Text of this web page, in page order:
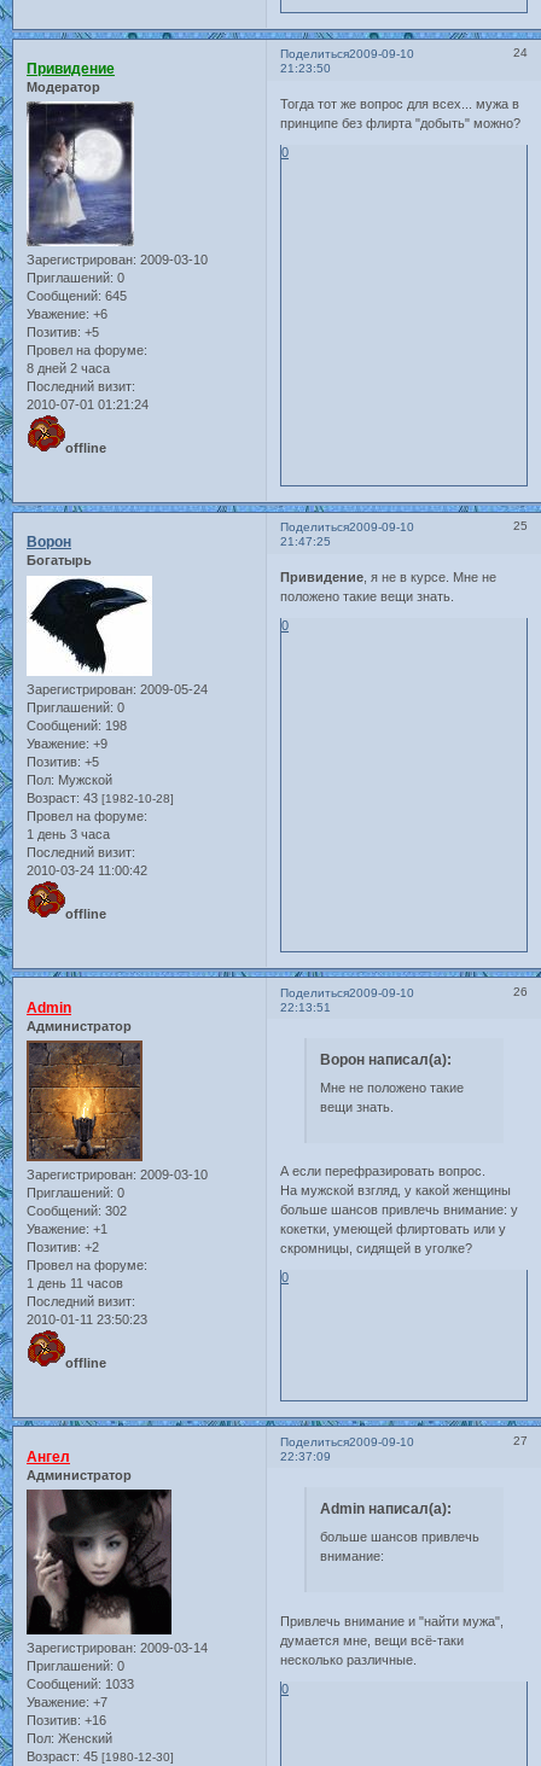
Поделиться 24
2009-09-10
21:23:50
Привидение
Модератор
Зарегистрирован: 2009-03-10
Приглашений: 0
Сообщений: 645
Уважение: +6
Позитив: +5
Провел на форуме:
8 дней 2 часа
Последний визит:
2010-07-01 01:21:24
offline
Тогда тот же вопрос для всех... мужа в
принципе без флирта "добыть" можно?
0
Поделиться 25
2009-09-10
21:47:25
Ворон
Богатырь
Зарегистрирован: 2009-05-24
Приглашений: 0
Сообщений: 198
Уважение: +9
Позитив: +5
Пол: Мужской
Возраст: 43 [1982-10-28]
Провел на форуме:
1 день 3 часа
Последний визит:
2010-03-24 11:00:42
offline
Привидение , я не в курсе. Мне не
положено такие вещи знать.
0
Поделиться 26
2009-09-10
22:13:51
Admin
Администратор
Зарегистрирован: 2009-03-10
Приглашений: 0
Сообщений: 302
Уважение: +1
Позитив: +2
Провел на форуме:
1 день 11 часов
Последний визит:
2010-01-11 23:50:23
offline
Ворон написал(а):
Мне не положено такие
вещи знать.
А если перефразировать вопрос.
На мужской взгляд, у какой женщины
больше шансов привлечь внимание: у
кокетки, умеющей флиртовать или у
скромницы, сидящей в уголке?
0
Поделиться 27
2009-09-10
22:37:09
Ангел
Администратор
Зарегистрирован: 2009-03-14
Приглашений: 0
Сообщений: 1033
Уважение: +7
Позитив: +16
Пол: Женский
Возраст: 45 [1980-12-30]
Admin написал(а):
больше шансов привлечь
внимание:
Привлечь внимание и "найти мужа",
думается мне, вещи всё-таки
несколько различные.
0